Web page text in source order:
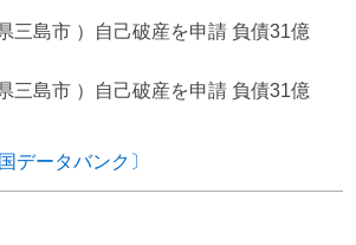
三島市 ）自己破産を申請 負債31億
三島市 ）自己破産を申請 負債31億
データバンク〕